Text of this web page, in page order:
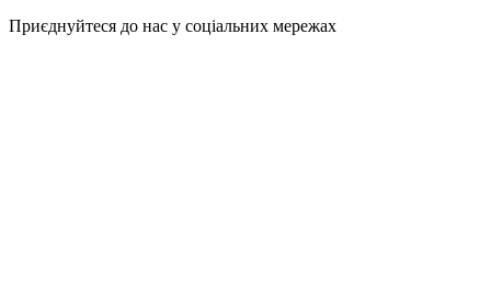
Приєднуйтеся до нас у соціальних мережах